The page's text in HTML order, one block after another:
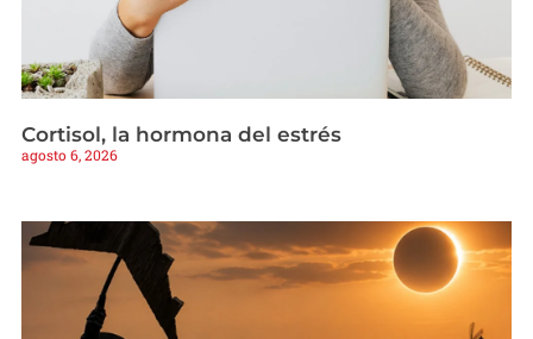
Cortisol, la hormona del estrés
agosto 6, 2026